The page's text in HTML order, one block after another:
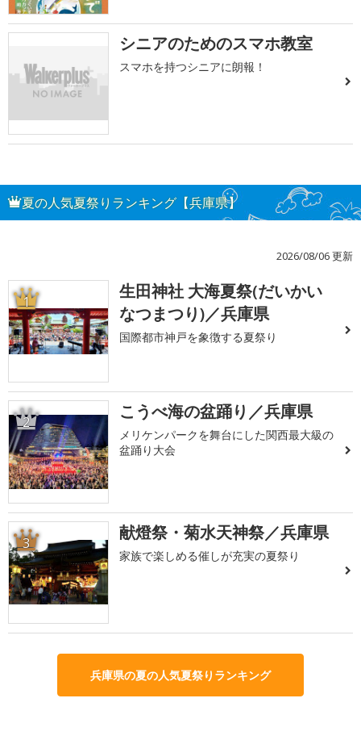
シニアのためのスマホ教室
スマホを持つシニアに朗報！
夏の人気夏祭りランキング【兵庫県】
2026/08/06 更新
1
生田神社 大海夏祭(だいかい
なつまつり)／兵庫県
国際都市神戸を象徴する夏祭り
2 こうべ海の盆踊り／兵庫県
メリケンパークを舞台にした関西最大級の
盆踊り大会
3 献燈祭・菊水天神祭／兵庫県
家族で楽しめる催しが充実の夏祭り
兵庫県の夏の人気夏祭りランキング